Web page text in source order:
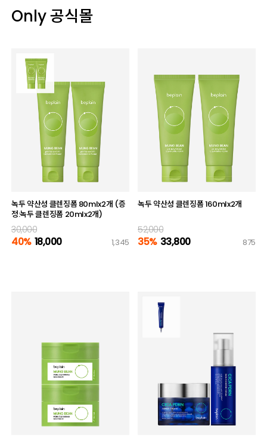
Only 공식몰
녹두 약산성 클렌징폼 80mlx2개 (증
정:녹두 클렌징폼 20mlx2개)
30,000
40% 18,000 1,345
녹두 약산성 클렌징폼 160mlx2개
52,000
35% 33,800 875